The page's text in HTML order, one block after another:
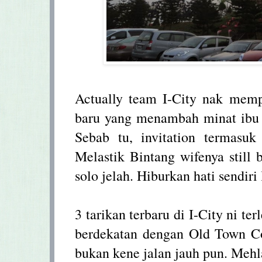
Actually team I-City nak
baru yang menambah minat
Sebab tu, invitation
Melastik Bintang wifenya still
solo jelah. Hiburkan hati sendiri
3 tarikan terbaru di I-City ni
berdekatan dengan Old Town
bukan kene jalan jauh pun.